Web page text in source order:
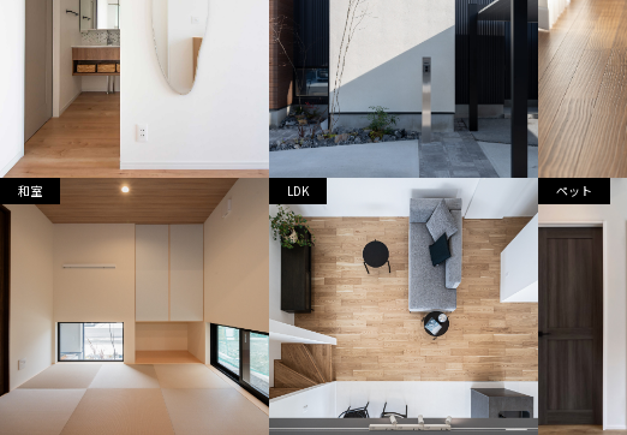
和室 LDK ペット